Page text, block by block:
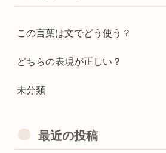
この言葉は文でどう使う？
どちらの表現が正しい？
未分類
最近の投稿